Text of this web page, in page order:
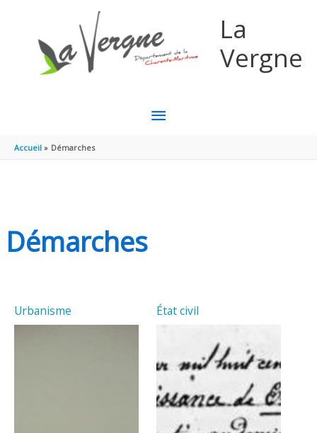
La
Vergne
MENU
Accueil Démarches
Démarches
Urbanisme État civil